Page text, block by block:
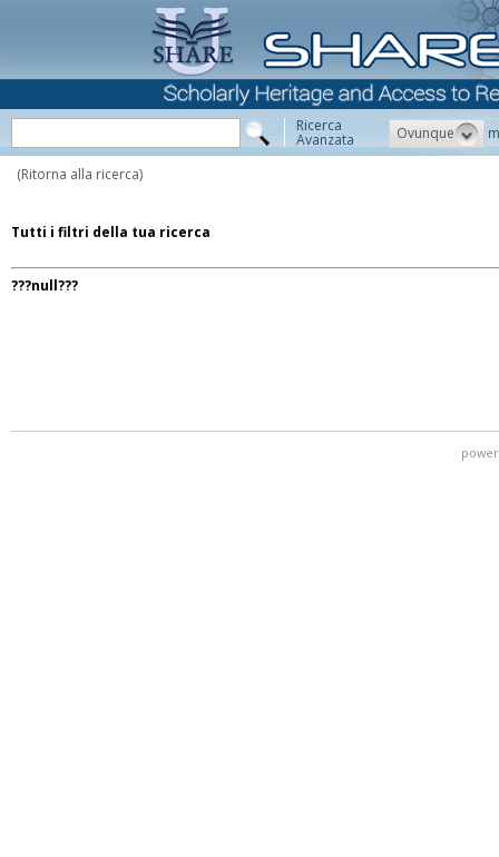
Ricerca
Avanzata Ovunque
(Ritorna alla ricerca)
Tutti i filtri della tua ricerca
???null???